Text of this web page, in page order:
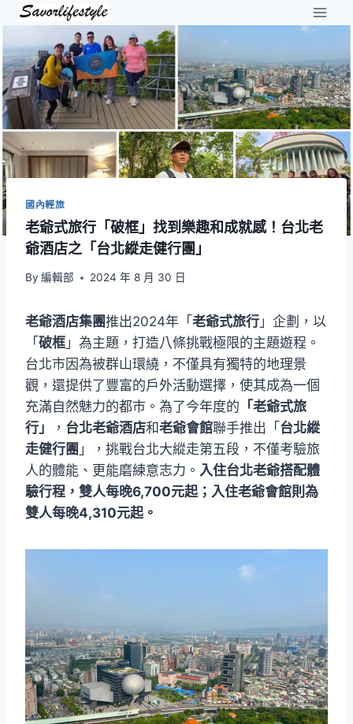
Skip
content
國內輕旅
老爺式旅行「破框」找到樂趣和成就感！台北老
爺酒店之「台北縱走健行團」
By 編輯部 2024 年 8 月 30 日
老爺酒店集團推出2024年「 老爺式旅行 」企劃，以
「 破框 」為主題，打造八條挑戰極限的主題遊程。
台北市因為被群山環繞，不僅具有獨特的地理景
觀，還提供了豐富的戶外活動選擇，使其成為一個
充滿自然魅力的都市。為了今年度的 「老爺式旅
行」
， 台北老爺酒店和老爺會館聯手推出「 台北縱
走健行團 」，挑戰台北大縱走第五段，不僅考驗旅
人的體能、更能磨練意志力。 入住台北老爺搭配體
驗行程，雙人每晚6,700元起；入住老爺會館則為
雙人每晚4,310元起。